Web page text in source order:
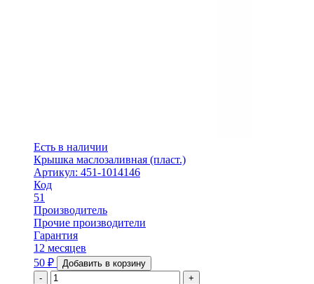
Есть в наличии
Крышка маслозаливная (пласт.)
Артикул: 451-1014146
Код
51
Производитель
Прочие производители
Гарантия
12 месяцев
50 ₽
Добавить в корзину
-
+